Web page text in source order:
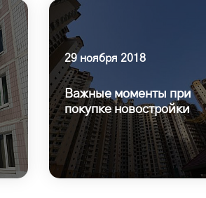
29 ноября 2018
Важные моменты при
покупке новостройки